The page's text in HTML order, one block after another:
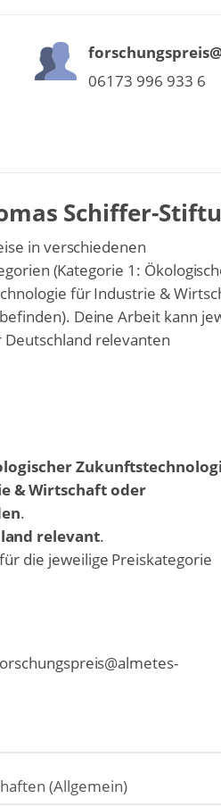
06173 996 933 6
Schiffer-
in verschiedenen
(Kategorie 1:
für Industrie &
Deine Arbeit kann
relevanten
& Wirtschaft oder
.
relevant.
die jeweilige Preiskategorie